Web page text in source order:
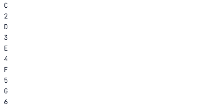
C
2
D
3
E
4
F
5
G
6